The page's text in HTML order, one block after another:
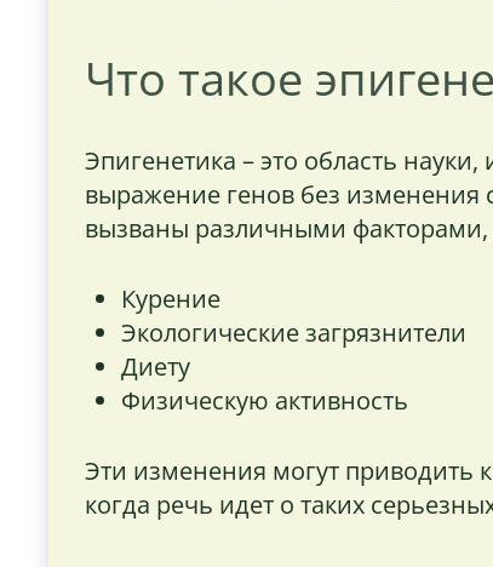
Что такое
Эпигенетика – это область
выражение генов без
вызваны различными факторами,
Курение
Экологические загрязнители
Диету
Физическую активность
Эти изменения могут приводить
когда речь идет о таких